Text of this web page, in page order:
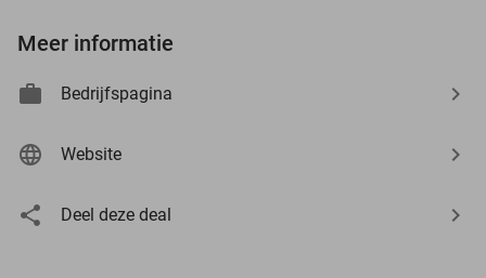
Meer informatie
Bedrijfspagina
Website
Deel deze deal